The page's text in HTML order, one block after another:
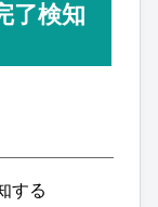
了検知
する